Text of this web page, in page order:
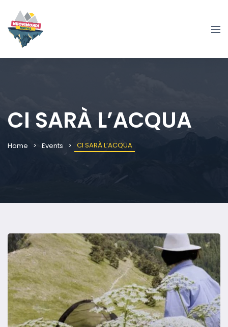
CI SARÀ L’ACQUA
Home Events CI SARÀ L’ACQUA